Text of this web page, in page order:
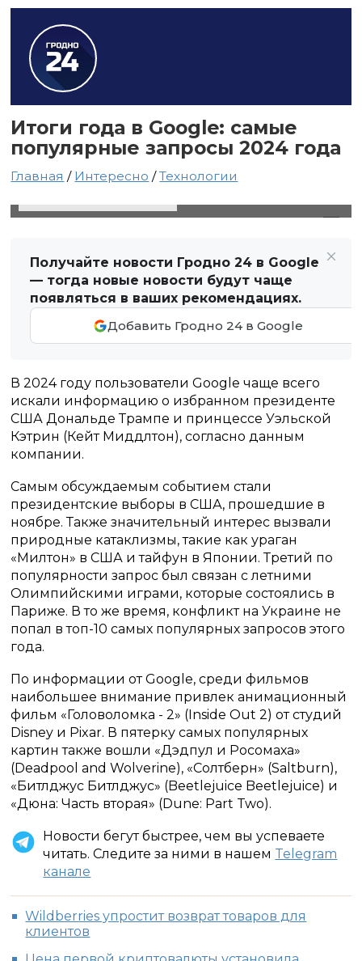
Итоги года в Google: самые
популярные запросы 2024 года
Главная / Интересно /Технологии
Получайте новости Гродно 24 в Google
— тогда новые новости будут чаще
появляться в ваших рекомендациях.
Добавить Гродно 24 в Google
В 2024 году пользователи Google чаще всего
искали информацию о избранном президенте
США Дональде Трампе и принцессе Уэльской
Кэтрин (Кейт Миддлтон), согласно данным
компании.
Самым обсуждаемым событием стали
президентские выборы в США, прошедшие в
ноябре. Также значительный интерес вызвали
природные катаклизмы, такие как ураган
«Милтон» в США и тайфун в Японии. Третий по
популярности запрос был связан с летними
Олимпийскими играми, которые состоялись в
Париже. В то же время, конфликт на Украине не
попал в топ-10 самых популярных запросов этого
года.
По информации от Google, среди фильмов
наибольшее внимание привлек анимационный
фильм «Головоломка - 2» (Inside Out 2) от студий
Disney и Pixar. В пятерку самых популярных
картин также вошли «Дэдпул и Росомаха»
(Deadpool and Wolverine), «Солтберн» (Saltburn),
«Битлджус Битлджус» (Beetlejuice Beetlejuice) и
«Дюна: Часть вторая» (Dune: Part Two).
Новости бегут быстрее, чем вы успеваете
читать. Следите за ними в нашем Telegram
канале
Wildberries упростит возврат товаров для
клиентов